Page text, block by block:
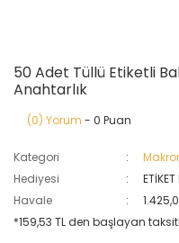
50 Adet Tüllü Etiketli
Anahtarlık
(0) Yorum - 0 Puan
Kategori
Hediyesi
ETİKET
Havale
*159,53 TL den başlayan